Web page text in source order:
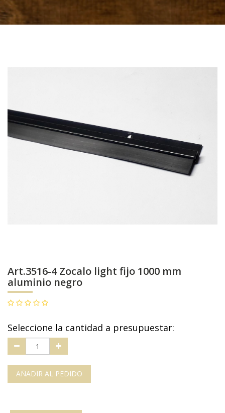
Art.3516-4 Zocalo light fijo 1000 mm
aluminio negro
Seleccione la cantidad a presupuestar:
AÑADIR AL PEDIDO